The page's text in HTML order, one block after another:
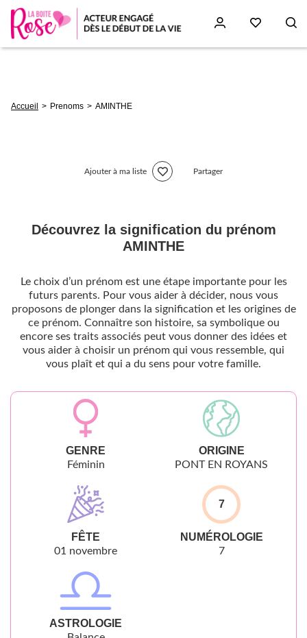
d'Ariane
Accueil Prenoms AMINTHE
Ajouter à ma liste Partager
Découvrez la signification du prénom
AMINTHE
Le choix d’un prénom est une étape importante pour les
futurs parents. Pour vous aider à décider, nous vous
proposons de plonger dans la signification et les origines de
ce prénom. Connaître son histoire, sa symbolique ou
encore ses traits associés peut vous donner des idées et
vous aider à choisir un prénom qui vous ressemble, qui
vous plaît et qui a du sens pour votre famille.
GENRE
Féminin
ORIGINE
PONT EN ROYANS
FÊTE
01 novembre
7
NUMÉROLOGIE
7
ASTROLOGIE